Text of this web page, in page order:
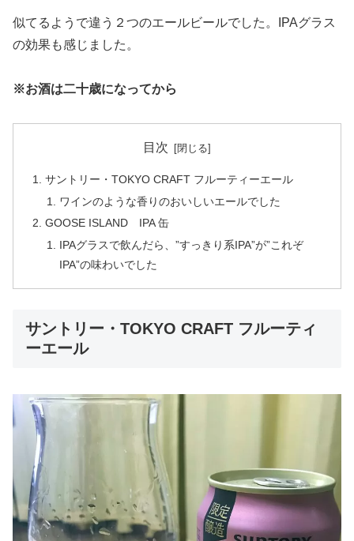
似てるようで違う２つのエールビールでした。IPAグラス
の効果も感じました。
※お酒は二十歳になってから
目次
サントリー・TOKYO CRAFT フルーティーエール
ワインのような香りのおいしいエールでした
GOOSE ISLAND IPA 缶
IPAグラスで飲んだら、”すっきり系IPA”が”これぞ
IPA”の味わいでした
サントリー・TOKYO CRAFT フルーティ
ーエール